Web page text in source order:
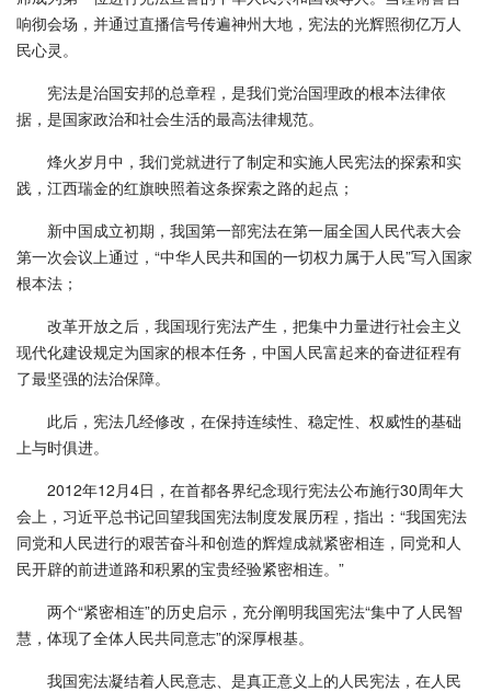
响彻会场，并通过直播信号传遍神州大地，宪法的光辉照彻亿万人
民心灵。
宪法是治国安邦的总章程，是我们党治国理政的根本法律依
据，是国家政治和社会生活的最高法律规范。
烽火岁月中，我们党就进行了制定和实施人民宪法的探索和实
践，江西瑞金的红旗映照着这条探索之路的起点；
新中国成立初期，我国第一部宪法在第一届全国人民代表大会
第一次会议上通过，“中华人民共和国的一切权力属于人民”写入国家
根本法；
改革开放之后，我国现行宪法产生，把集中力量进行社会主义
现代化建设规定为国家的根本任务，中国人民富起来的奋进征程有
了最坚强的法治保障。
此后，宪法几经修改，在保持连续性、稳定性、权威性的基础
上与时俱进。
2012年12月4日，在首都各界纪念现行宪法公布施行30周年大
会上，习近平总书记回望我国宪法制度发展历程，指出：“我国宪法
同党和人民进行的艰苦奋斗和创造的辉煌成就紧密相连，同党和人
民开辟的前进道路和积累的宝贵经验紧密相连。”
两个“紧密相连”的历史启示，充分阐明我国宪法“集中了人民智
慧，体现了全体人民共同意志”的深厚根基。
我国宪法凝结着人民意志、是真正意义上的人民宪法，在人民